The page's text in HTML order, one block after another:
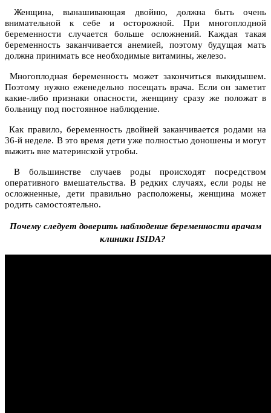
Женщина, вынашивающая двойню, должна быть очень
внимательной к себе и осторожной. При многоплодной
беременности случается больше осложнений. Каждая такая
беременность заканчивается анемией, поэтому будущая мать
должна принимать все необходимые витамины, железо.
Многоплодная беременность может закончиться выкидышем.
Поэтому нужно еженедельно посещать врача. Если он заметит
какие-либо признаки опасности, женщину сразу же положат в
больницу под постоянное наблюдение.
Как правило, беременность двойней заканчивается родами на
36-й неделе. В это время дети уже полностью доношены и могут
выжить вне материнской утробы.
В большинстве случаев роды происходят посредством
оперативного вмешательства. В редких случаях, если роды не
осложненные, дети правильно расположены, женщина может
родить самостоятельно.
Почему следует доверить наблюдение беременности врачам
клиники ISIDA?